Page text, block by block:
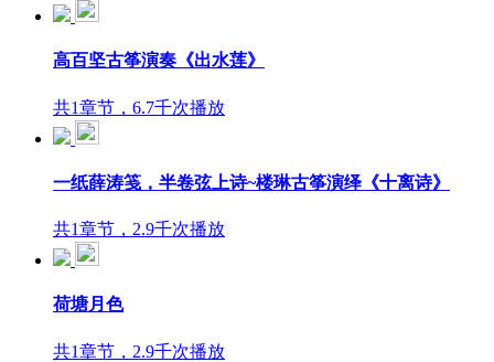
高百坚古筝演奏《出水莲》
共1章节，6.7千次播放
一纸薛涛笺，半卷弦上诗~楼琳古筝演绎《十离诗》
共1章节，2.9千次播放
荷塘月色
共1章节，2.9千次播放